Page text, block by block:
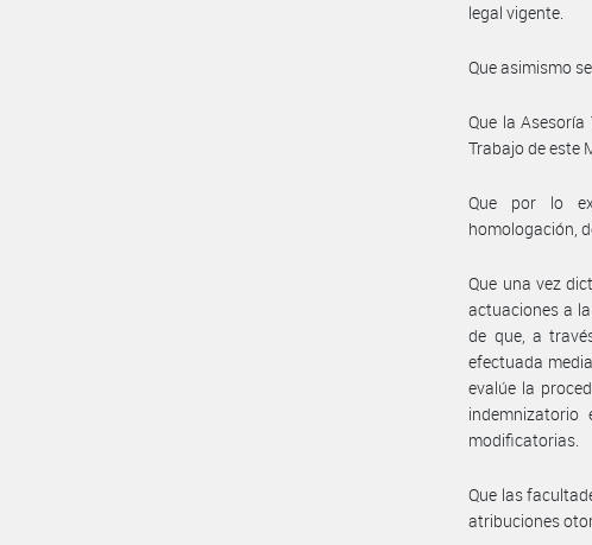
legal vigente.
Que asimismo
Que la
Trabajo de este
Que por lo
homologación,
Que una vez
actuaciones a
de que, a
efectuada
evalúe la
modificatorias.
Que las
atribuciones